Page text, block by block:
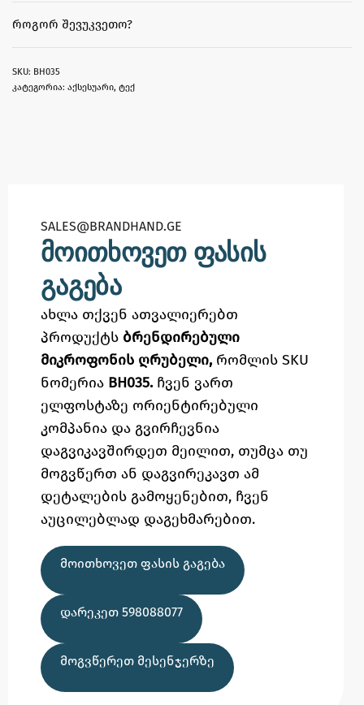
ᲠᲝᲒᲝᲠ ᲨᲔᲕᲣᲙᲕᲔᲗᲝ?
BH035
კატეგორია: აქსესუარი, ტექ
SALES@BRANDHAND.GE​
მოითხოვეთ ფასის
გაგება
ახლა თქვენ ათვალიერებთ
პროდუქტს ბრენდირებული
მიკროფონის ღრუბელი, რომლის SKU
ნომერია BH035. ჩვენ ვართ
ელფოსტაზე ორიენტირებული
კომპანია და გვირჩევნია
დაგვიკავშირდეთ მეილით, თუმცა თუ
მოგვწერთ ან დაგვირეკავთ ამ
დეტალების გამოყენებით, ჩვენ
აუცილებლად დაგეხმარებით.
ᲛᲝᲘᲗᲮᲝᲕᲔᲗ ᲤᲐᲡᲘᲡ ᲒᲐᲒᲔᲑᲐ
ᲓᲐᲠᲔᲙᲔᲗ 598088077
ᲛᲝᲒᲕᲬᲔᲠᲔᲗ ᲛᲔᲡᲔᲜᲯᲔᲠᲖᲔ